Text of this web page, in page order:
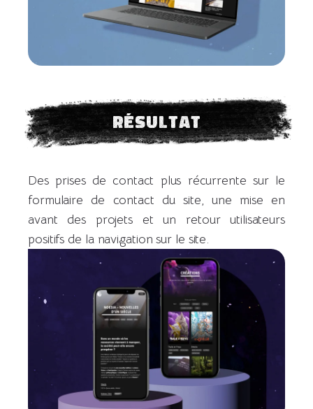
Résultat
Des prises de contact plus récurrente sur le
formulaire de contact du site, une mise en
avant des projets et un retour utilisateurs
positifs de la navigation sur le site.